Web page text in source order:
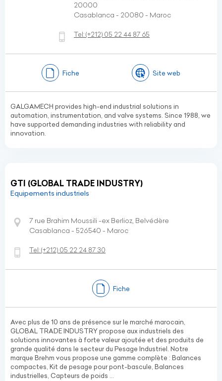
20000
Casablanca - 20080 - Maroc
Tel:(+212) 05 22 44 87 65
Fiche Site web
GALGAMECH provides high-end industrial solutions in
automation, instrumentation, and valve systems. Since 1988, we
have supported demanding industries with reliability and
innovation.
GTI (GLOBAL TRADE INDUSTRY)
Equipements industriels
7 rue Brahim Moussili -ex Berlioz, Belvédère
Casablanca - 526540 - Maroc
Tel:(+212) 05 22 24 87 30
Fiche
Avec plus de 10 ans de présence sur le marché marocain,
GLOBAL TRADE INDUSTRY propose aux industriels des
solutions innovantes à forte valeur ajoutée et des produits de
grande qualité dans le secteur du Pesage Industriel. Notre
marque Brehm vous propose une gamme complète : Balances
compactes, Kit de pesage pour pont-bascule, Balances
industrielles, Capteurs de poids ...